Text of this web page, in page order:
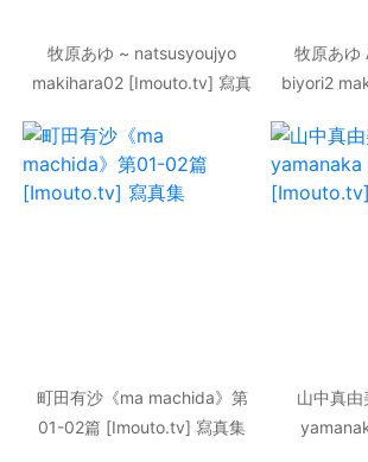
牧原あゆ ~ natsusyoujyo
makihara02 [Imouto.tv] 寫真
牧原あゆ
biyori2
町田有沙《ma machida》第
01-02篇 [Imouto.tv] 寫真集
山中真